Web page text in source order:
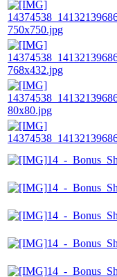
750x750.jpg
768x432.jpg
80x80.jpg
14_-
14_-
14_-
14_-
14_-